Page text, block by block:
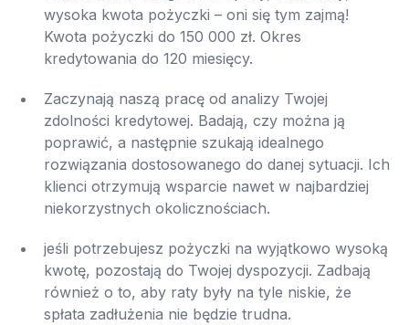
wysoka kwota pożyczki – oni się tym zajmą!
Kwota pożyczki do 150 000 zł. Okres
kredytowania do 120 miesięcy.
Zaczynają naszą pracę od analizy Twojej
zdolności kredytowej. Badają, czy można ją
poprawić, a następnie szukają idealnego
rozwiązania dostosowanego do danej sytuacji. Ich
klienci otrzymują wsparcie nawet w najbardziej
niekorzystnych okolicznościach.
jeśli potrzebujesz pożyczki na wyjątkowo wysoką
kwotę, pozostają do Twojej dyspozycji. Zadbają
również o to, aby raty były na tyle niskie, że
spłata zadłużenia nie będzie trudna.